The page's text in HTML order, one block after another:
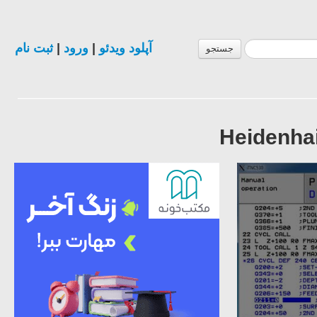
جستجو آپلود ویدئو ورود |ثبت نام